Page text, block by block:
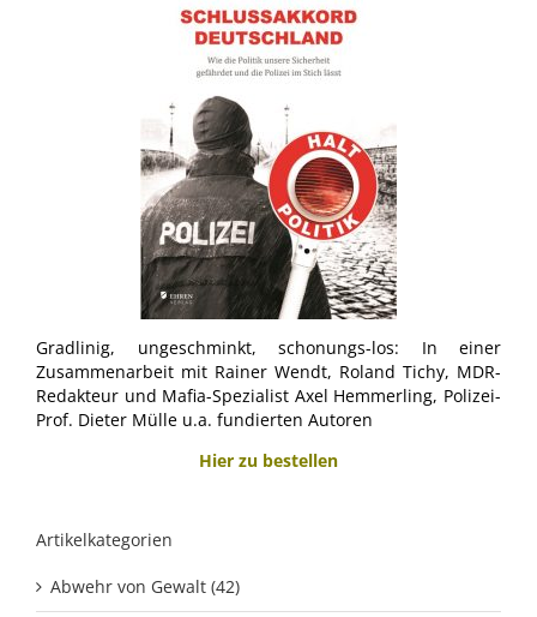
Gradlinig, ungeschminkt, schonungs-los: In einer
Zusammenarbeit mit Rainer Wendt, Roland Tichy, MDR-
Redakteur und Mafia-Spezialist Axel Hemmerling, Polizei-
Prof. Dieter Mülle u.a. fundierten Autoren
Hier zu bestellen
Artikelkategorien
Abwehr von Gewalt (42)